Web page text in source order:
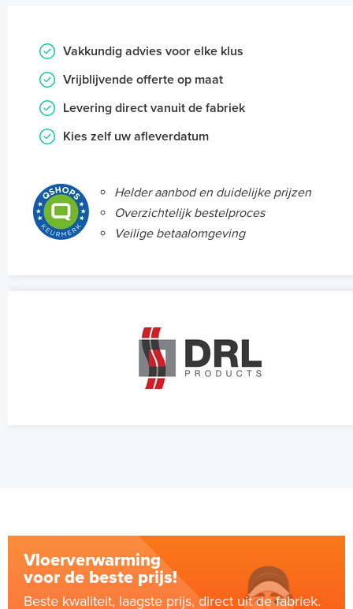
Vakkundig advies voor elke klus
Vrijblijvende offerte op maat
Levering direct vanuit de fabriek
Kies zelf uw afleverdatum
Helder aanbod en duidelijke prijzen
Overzichtelijk bestelproces
Veilige betaalomgeving
Vloerverwarming
voor de beste prijs!
Beste kwaliteit, laagste prijs, direct uit de fabriek.